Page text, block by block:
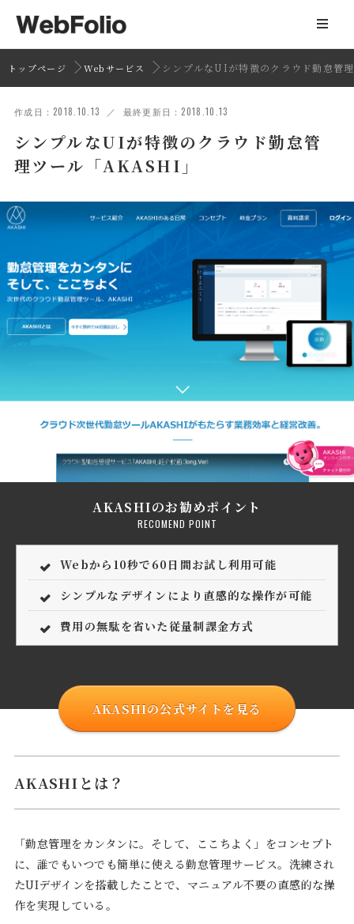
トップページ Webサービス シンプルなUIが特徴のクラウド勤怠管
作成日：2018.10.13 ／ 最終更新日：2018.10.13
シンプルなUIが特徴のクラウド勤怠管
理ツール「AKASHI」
AKASHIのお勧めポイント
RECOMEND POINT
Webから10秒で60日間お試し利用可能
シンプルなデザインにより直感的な操作が可能
費用の無駄を省いた従量制課金方式
AKASHIの公式サイトを見る
AKASHIとは？
「勤怠管理をカンタンに。そして、ここちよく」をコンセプト
に、誰でもいつでも簡単に使える勤怠管理サービス。洗練され
たUIデザインを搭載したことで、マニュアル不要の直感的な操
作を実現している。